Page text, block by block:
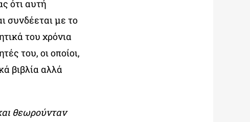
ότι αυτή
συνδέεται με το
του χρόνια
του, οι οποίοι,
βιβλία αλλά
θεωρούνταν